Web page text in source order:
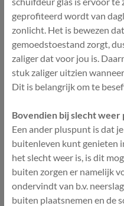
geprofiteerd wordt van
zonlicht. Het is bewezen
gemoedstoestand zorgt,
zaliger dat voor jou is.
stuk zaliger uitzien
Dit is belangrijk om te
Bovendien bij slecht
Een ander pluspunt is dat
buitenleven kunt genieten
het slecht weer is, is dit
buiten zorgen er namelijk
ondervindt van b.v.
buiten plaatsnemen en de